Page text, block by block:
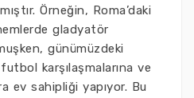
Örneğin, Roma’daki
gladyatör
günümüzdeki
karşılaşmalarına ve
ev sahipliği yapıyor. Bu